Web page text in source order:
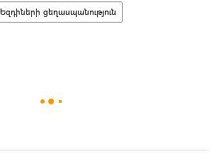
Եզդիների ցեղասպանություն